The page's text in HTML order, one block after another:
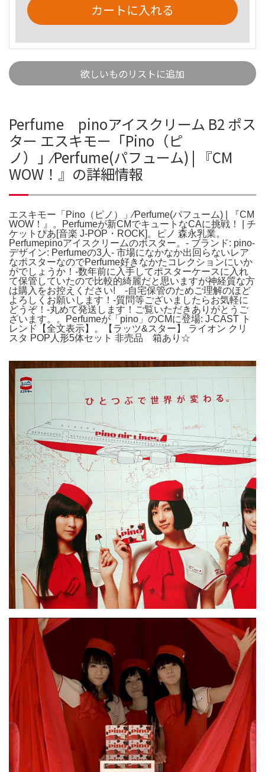
カートに入れる
欲しいものリストに追加
Perfume pinoアイスクリーム B2 ポス
ター エスキモー「Pino（ピ
ノ）」⁄Perfume(パフューム) | 『CM
WOW！』の詳細情報
エスキモー「Pino（ピノ）」⁄Perfume(パフューム) | 『CM
WOW！』。Perfumeが新CMでキュートなCAに挑戦！ | チ
ケットぴあ[音楽 J-POP・ROCK]。ピノ 森永乳業。
Perfumepinoアイスクリームのポスター。- ブランド: pino-
デザイン: Perfumeの3人- 市場になかなか出回らないレア
なポスターなのでPerfume好きなかたコレクションにいか
がでしょうか！-数年前に入手してポスターケースに入れ
て保管していたので比較的綺麗だと思いますが神経質な方
は購入をお控えください! -自宅保管のためご理解のほど
よろしくお願いします！-質問等ございましたらお気軽に
どうぞ！-丸めて発送します！ご覧いただきありがとうご
ざいます。。Perfumeが「pino」のCMに登場: J-CAST ト
レンド【全文表示】。【ラッツ&スター】 ライオン クリ
スタ POP人形5体セット 非売品 箱あり☆